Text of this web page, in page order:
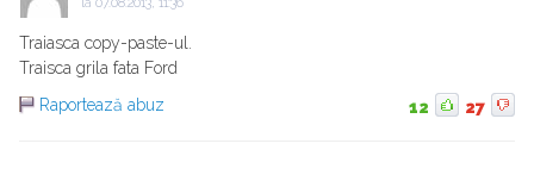
la 07.08.2013, 11:36
Traiasca copy-paste-ul.
Traisca grila fata Ford
Raportează abuz
12 27